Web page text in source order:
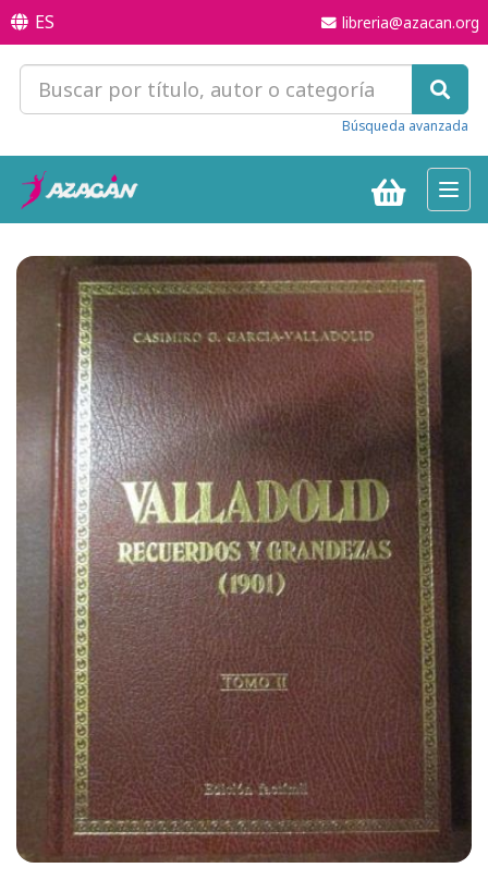
ES libreria@azacan.org
Búsqueda avanzada